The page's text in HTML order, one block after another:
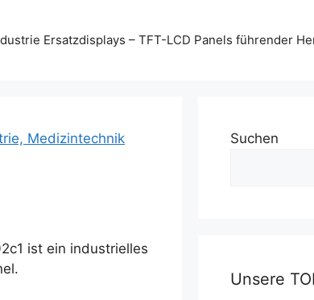
Ersatzdisplays – TFT-LCD Panels führender
Medizintechnik
ist ein industrielles
Suchen
Unsere